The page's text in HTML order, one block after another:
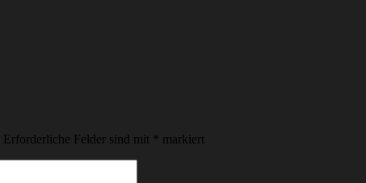
Erforderliche Felder sind mit * markiert